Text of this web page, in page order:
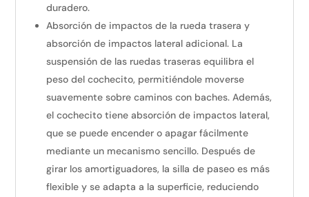
duradero.
Absorción de impactos de la rueda trasera y
absorción de impactos lateral adicional. La
suspensión de las ruedas traseras equilibra el
peso del cochecito, permitiéndole moverse
suavemente sobre caminos con baches. Además,
el cochecito tiene absorción de impactos lateral,
que se puede encender o apagar fácilmente
mediante un mecanismo sencillo. Después de
girar los amortiguadores, la silla de paseo es más
flexible y se adapta a la superficie, reduciendo